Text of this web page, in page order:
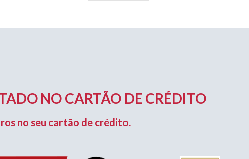
NO CARTÃO DE CRÉDITO
no seu cartão de crédito.